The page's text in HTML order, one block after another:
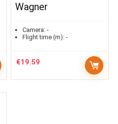
Wagner
Camera: -
Flight time (m): -
€19.59